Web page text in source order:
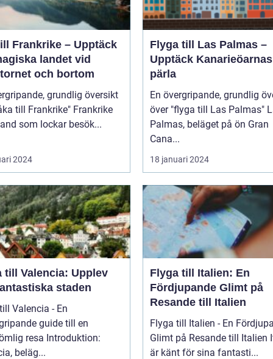
Frankrike – Upptäck
landet vid
och bortom
grundlig översikt
till Frankrike" Frankrike
som lockar besök...
2024
Flyga till Las Palmas –
Upptäck Kanarieöarnas
pärla
En övergripande, grundlig
över "flyga till Las Palmas" Las
Palmas, beläget på ön Gran
Cana...
18 januari 2024
till Valencia: Upplev
staden
Valencia - En
guide till en
Introduktion:
beläg...
Flyga till Italien: En
Fördjupande Glimt på
Resande till Italien
Flyga till Italien - En
Glimt på Resande till Italien Italien
är känt för sina fantasti...